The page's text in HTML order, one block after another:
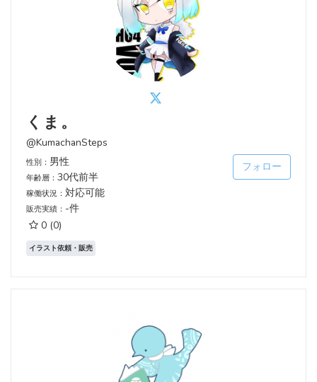
くま。
@KumachanSteps
性別： 男性
年齢層： 30代前半
稼働状況： 対応可能
販売実績： -件
0 (0)
フォロー
イラスト依頼・販売